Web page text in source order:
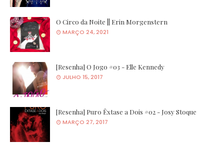
O Circo da Noite || Erin Morgenstern
MARÇO 24, 2021
[Resenha] O Jogo #03 - Elle Kennedy
JULHO 15, 2017
[Resenha] Puro Êxtase a Dois #02 - Josy Stoque
MARÇO 27, 2017